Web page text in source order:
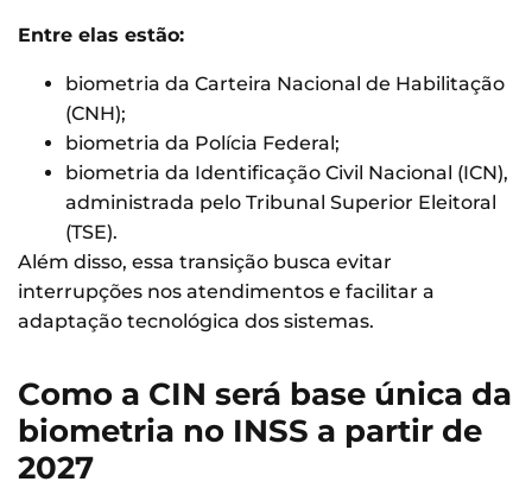
Entre elas estão:
biometria da Carteira Nacional de Habilitação
(CNH);
biometria da Polícia Federal;
biometria da Identificação Civil Nacional (ICN),
administrada pelo Tribunal Superior Eleitoral
(TSE).
Além disso, essa transição busca evitar
interrupções nos atendimentos e facilitar a
adaptação tecnológica dos sistemas.
Como a CIN será base única da
biometria no INSS a partir de
2027